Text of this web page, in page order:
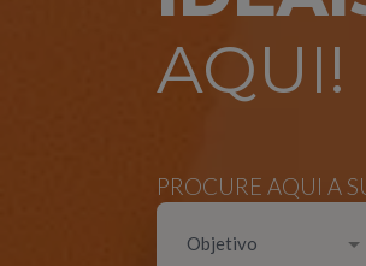
AQUI!
PROCURE AQUI A
Objetivo